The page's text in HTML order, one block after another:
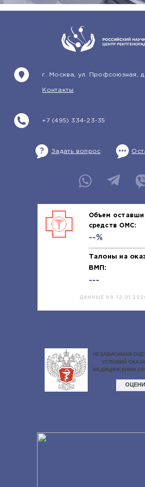
+7 (495) 334-23-35
г. Москва, ул. Профсоюзная,
Контакты
Задать вопрос
Объем
средств ОМС:
--%
Талоны на
ВМП:
---
ДАННЫЕ НА